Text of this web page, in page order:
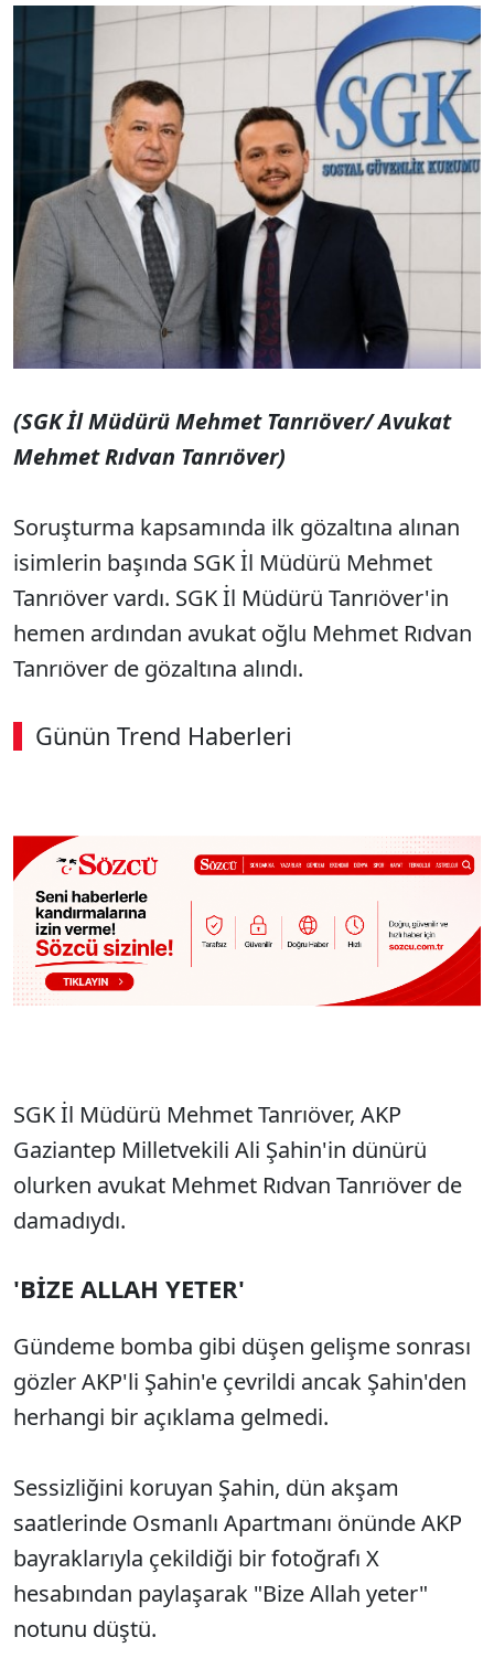
(SGK İl Müdürü Mehmet Tanrıöver/ Avukat
Mehmet Rıdvan Tanrıöver)
Soruşturma kapsamında ilk gözaltına alınan
isimlerin başında SGK İl Müdürü Mehmet
Tanrıöver vardı. SGK İl Müdürü Tanrıöver'in
hemen ardından avukat oğlu Mehmet Rıdvan
Tanrıöver de gözaltına alındı.
Günün Trend Haberleri
SGK İl Müdürü Mehmet Tanrıöver, AKP
Gaziantep Milletvekili Ali Şahin'in dünürü
olurken avukat Mehmet Rıdvan Tanrıöver de
damadıydı.
'BİZE ALLAH YETER'
Gündeme bomba gibi düşen gelişme sonrası
gözler AKP'li Şahin'e çevrildi ancak Şahin'den
herhangi bir açıklama gelmedi.
Sessizliğini koruyan Şahin, dün akşam
saatlerinde Osmanlı Apartmanı önünde AKP
bayraklarıyla çekildiği bir fotoğrafı X
hesabından paylaşarak "Bize Allah yeter"
notunu düştü.